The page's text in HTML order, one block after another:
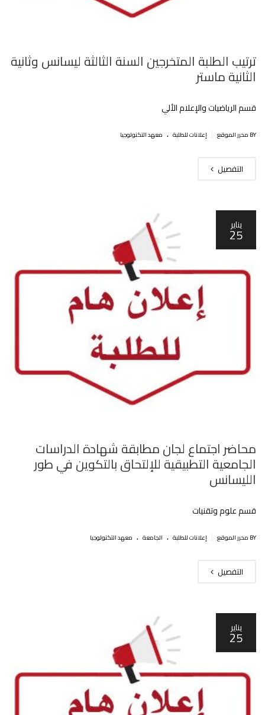
ترتيب الطلبة المتخرجين السنة الثالثة ليسانس وثانية
الثانية ماستر
قسم الرياضيات والإعلام الألي
BY محرر الموقع إعلانات للطلبة . معهد التكنولوجيا
التفصيل
يناير
25
محاضر اجتماع لجان مطابقة شهادة الدراسات
الجامعية التطبيقية للإلتحاق بالتكوين في طور
الليسانس
قسم علوم وتقنيات
BY محرر الموقع إعلانات للطلبة . الجامعة . معهد التكنولوجيا
التفصيل
يناير
25